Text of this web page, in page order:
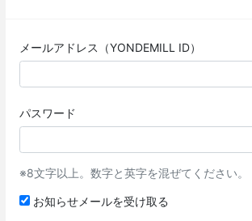
メールアドレス（YONDEMILL ID）
パスワード
※8文字以上。数字と英字を混ぜてください。
お知らせメールを受け取る